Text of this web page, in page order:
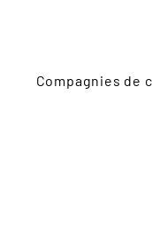
Compagnies de